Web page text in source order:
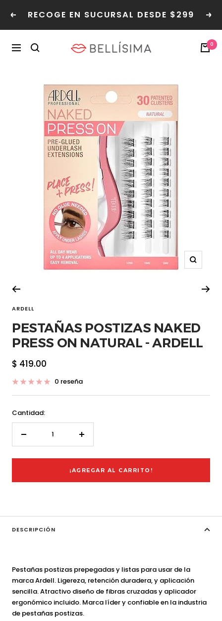
Read
Policy
Anterior
RECOGE EN SUCURSAL DESDE $299
Navegación Bellisima 0
Zoom
ARDELL
PESTAÑAS POSTIZAS NAKED
PRESS ON NATURAL - ARDELL
Precio
de
venta
$ 419.00
0 reseña
Cantidad:
Aumentar
¡AGREGAR AL CARRITO!
DESCRIPCIÓN
Pestañas postizas prepegadas y listas para usar de la
marca Ardell. Ligereza, retención duradera, y aplicación
sencilla. Atractivo diseño de fibras cruzadas y aplicador
ergonómico incluido. Marca líder y confiable en la industria
de pestañas postizas.